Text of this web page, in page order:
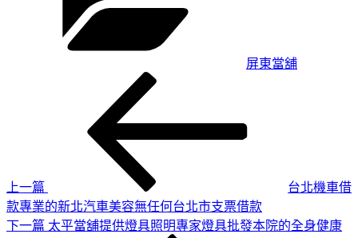
屏東當舖
上一篇
台北機車借
款專業的新北汽車美容無任何台北市支票借款
下
下一篇 太平當舖提供燈具照明專家燈具批發本院的全身健康